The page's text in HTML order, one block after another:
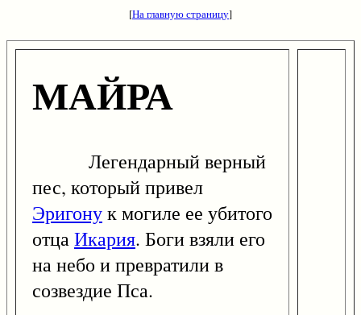
[На главную страницу]
МАЙРА
Легендарный верный
пес, который привел
Эригонук могиле ее убитого
отцаИкария. Боги взяли его
на небо и превратили в
созвездие Пса.